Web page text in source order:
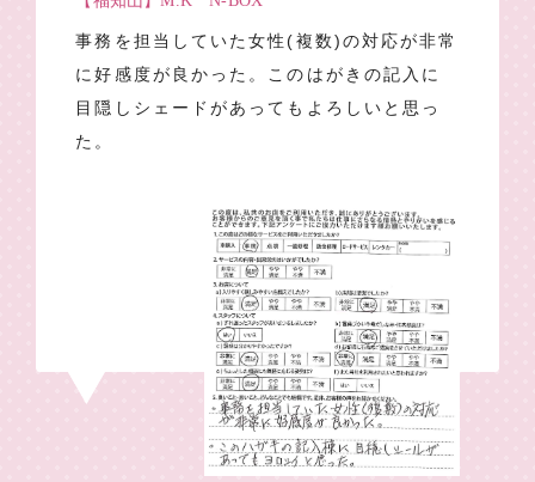
事務を担当していた女性(複数)の対応が非常
に好感度が良かった。このはがきの記入に
目隠しシェードがあってもよろしいと思っ
た。